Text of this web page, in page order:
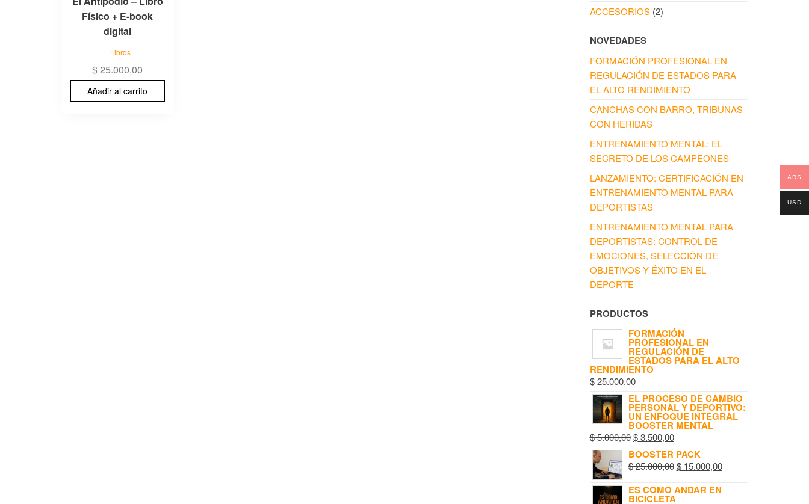
Físico + E-book
digital
Libros
$25.000,00
Añadir al carrito
ACCESORIOS (2)
NOVEDADES
FORMACIÓN PROFESIONAL EN
REGULACIÓN DE ESTADOS PARA
EL ALTO RENDIMIENTO
CANCHAS CON BARRO, TRIBUNAS
CON HERIDAS
ENTRENAMIENTO MENTAL: EL
SECRETO DE LOS CAMPEONES
LANZAMIENTO: CERTIFICACIÓN EN
ENTRENAMIENTO MENTAL PARA
DEPORTISTAS
ENTRENAMIENTO MENTAL PARA
DEPORTISTAS: CONTROL DE
EMOCIONES, SELECCIÓN DE
OBJETIVOS Y ÉXITO EN EL
DEPORTE
PRODUCTOS
FORMACIÓN
PROFESIONAL EN
REGULACIÓN DE
ESTADOS PARA EL ALTO
RENDIMIENTO
$25.000,00
EL PROCESO DE CAMBIO
PERSONAL Y DEPORTIVO:
UN ENFOQUE INTEGRAL
BOOSTER MENTAL
$5.000,00 $3.500,00
BOOSTER PACK
$25.000,00 $15.000,00
ES COMO ANDAR EN
BICICLETA
ARS
USD